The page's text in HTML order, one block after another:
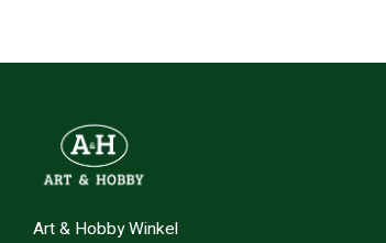
Art & Hobby Winkel